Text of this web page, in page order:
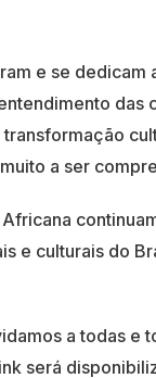
e se dedicam
das
a ser
e culturais do
a todas e
será